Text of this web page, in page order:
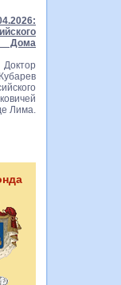
Лима.